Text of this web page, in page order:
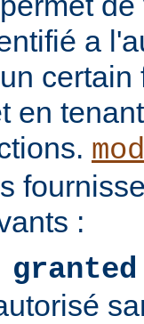
a
certain
en
: